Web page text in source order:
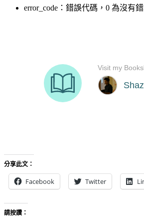
error_code：錯誤代碼，0 為沒有
分享此文：
Facebook Twitter
請按讚：